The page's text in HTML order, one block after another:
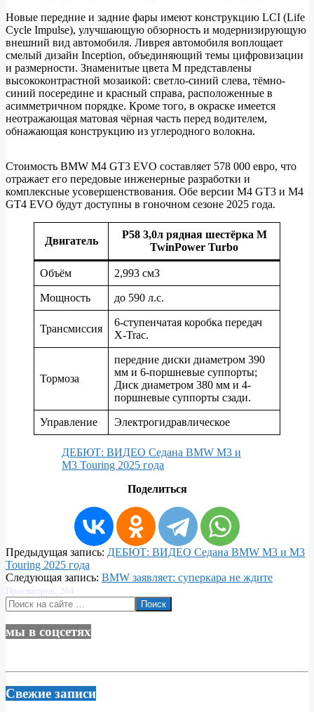
Новые передние и задние фары имеют конструкцию LCI (Life
Cycle Impulse), улучшающую обзорность и модернизирующую
внешний вид автомобиля. Ливрея автомобиля воплощает
смелый дизайн Inception, объединяющий темы цифровизации
и размерности. Знаменитые цвета M представлены
высококонтрастной мозаикой: светло-синий слева, тёмно-
синий посередине и красный справа, расположенные в
асимметричном порядке. Кроме того, в окраске имеется
неотражающая матовая чёрная часть перед водителем,
обнажающая конструкцию из углеродного волокна.
Стоимость BMW M4 GT3 EVO составляет 578 000 евро, что
отражает его передовые инженерные разработки и
комплексные усовершенствования. Обе версии M4 GT3 и M4
GT4 EVO будут доступны в гоночном сезоне 2025 года.
Двигатель
P58 3,0л рядная шестёрка M
TwinPower Turbo
Объём 2,993 см3
Мощность до 590 л.с.
Трансмиссия
6-ступенчатая коробка передач
X-Trac.
Тормоза
передние диски диаметром 390
мм и 6-поршневые суппорты;
Диск диаметром 380 мм и 4-
поршневые суппорты сзади.
Управление Электрогидравлическое
ДЕБЮТ: ВИДЕО Седана BMW M3 и
M3 Touring 2025 года
Поделиться
2024-
05-
31
Предыдущая запись: ДЕБЮТ: ВИДЕО Седана BMW M3 и M3
Touring 2025 года
Следующая запись: BMW заявляет: суперкара не ждите
Просмотров: 264
Поиск
мы в соцсетях
Свежие записи